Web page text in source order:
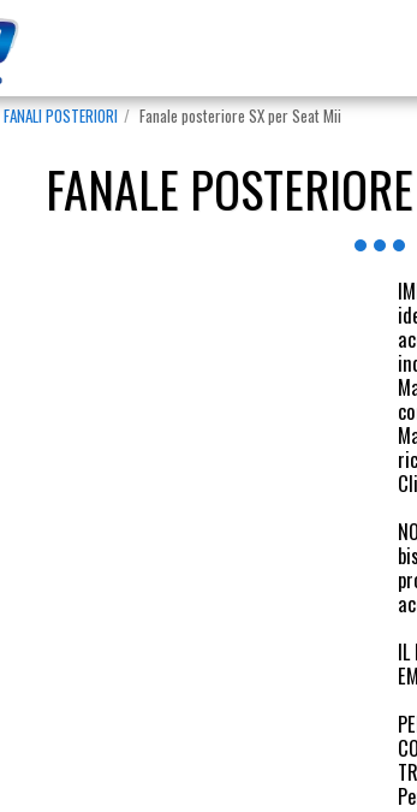
FANALI POSTERIORI Fanale posteriore SX per Seat Mii
FANALE
IL